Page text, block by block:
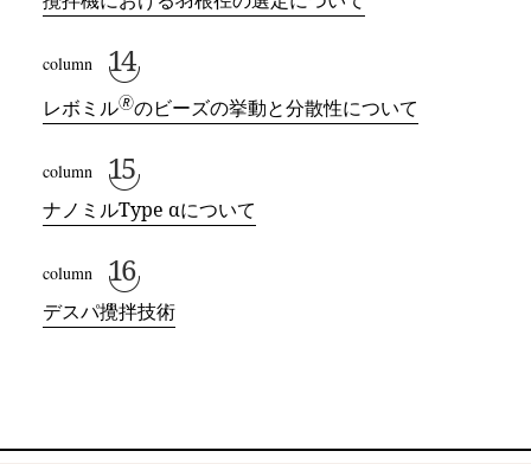
レボミル🄬のビーズの挙動と分散性について
ナノミルType αについて
デスパ攪拌技術